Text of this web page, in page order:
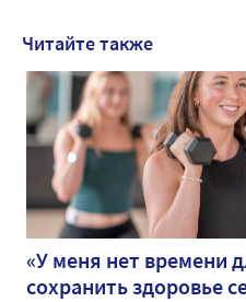
Читайте также
«У меня нет времени
сохранить здоровье